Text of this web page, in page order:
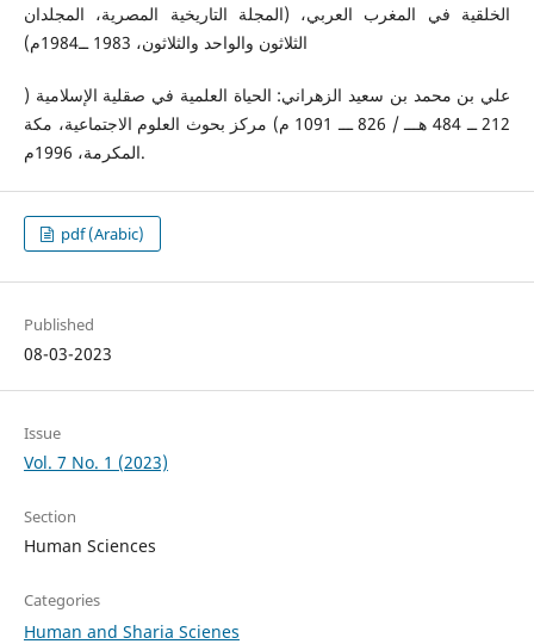
الخلقية في المغرب العربي، (المجلة التاريخية المصرية، المجلدان
الثلاثون والواحد والثلاثون، 1983 ــ1984م)
علي بن محمد بن سعيد الزهراني: الحياة العلمية في صقلية الإسلامية (
212 ــ 484 هـــ / 826 ـــ 1091 م) مركز بحوث العلوم الاجتماعية، مكة
المكرمة، 1996م.
pdf (Arabic)
Published
08-03-2023
Issue
Vol. 7 No. 1 (2023)
Section
Human Sciences
Categories
Human and Sharia Scienes